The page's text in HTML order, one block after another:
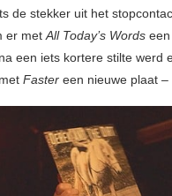
de stekker uit het
er metAll Today’s Words
een iets kortere stilte werd
Faster een nieuwe plaat